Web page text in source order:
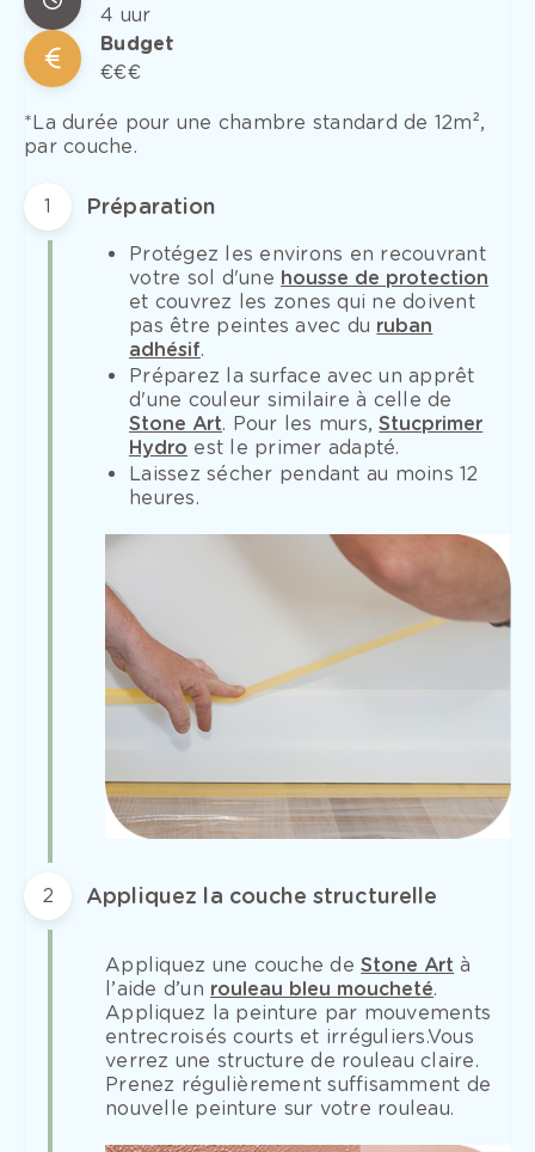
4 uur
Budget
€€€
*La durée pour une chambre standard de 12m²,
par couche.
1 Préparation
Protégez les environs en recouvrant
votre sol d'une housse de protection
et couvrez les zones qui ne doivent
pas être peintes avec du ruban
adhésif.
Préparez la surface avec un apprêt
d'une couleur similaire à celle de
Stone Art. Pour les murs,Stucprimer
Hydro est le primer adapté.
Laissez sécher pendant au moins 12
heures.
2 Appliquez la couche structurelle
Appliquez une couche deStone Art à
l’aide d’un rouleau bleu moucheté.
Appliquez la peinture par mouvements
entrecroisés courts et irréguliers.Vous
verrez une structure de rouleau claire.
Prenez régulièrement suffisamment de
nouvelle peinture sur votre rouleau.